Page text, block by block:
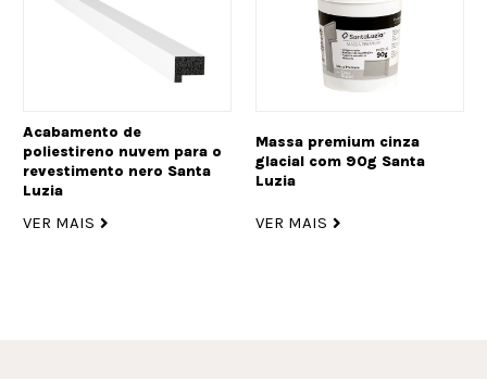
Acabamento de
poliestireno nuvem para o
revestimento nero Santa
Luzia
VER MAIS
Massa premium cinza
glacial com 90g Santa
Luzia
VER MAIS